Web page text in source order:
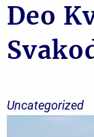
Deo
Uncategorized